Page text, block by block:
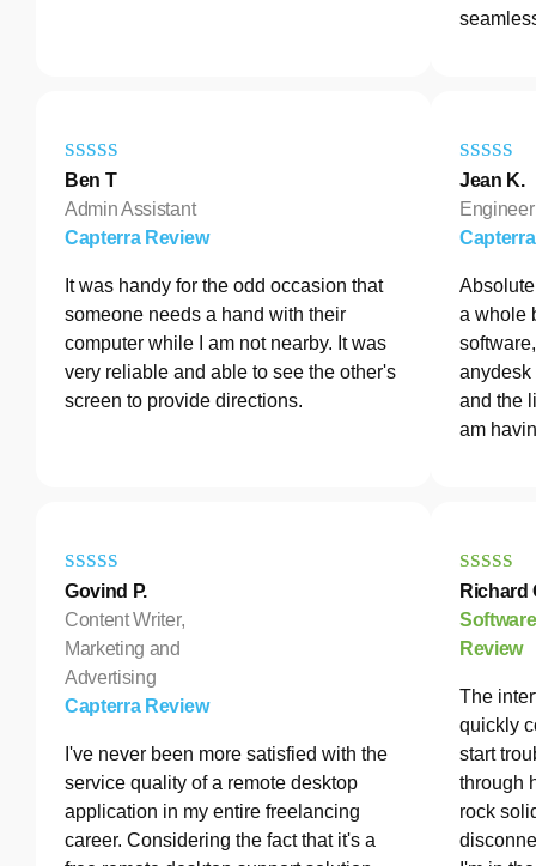
Ben T
Admin Assistant
Capterra Review
It was handy for the odd occasion that
someone needs a hand with their
computer while I am not nearby. It was
very reliable and able to see the other's
screen to provide directions.
Jean K.
Engineer
a whole
anydesk
and the
am
Govind P.
Content Writer,
Marketing and
Advertising
Capterra Review
I've never been more satisfied with the
service quality of a remote desktop
application in my entire freelancing
career. Considering the fact that it's a
Richard
Review
The
quickly
start
through
rock